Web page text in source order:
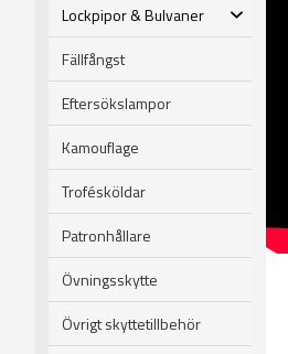
Lockpipor & Bulvaner
Fällfångst
Eftersökslampor
Kamouflage
Trofésköldar
Patronhållare
Övningsskytte
Övrigt skyttetillbehör